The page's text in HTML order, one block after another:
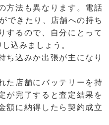
方法も異なります。電話
できたり、店舗への持ち
するので、自分にとって
込みましょう。
ち込みか出張が主になり
た店舗にバッテリーを持
が完了すると査定結果を
額に納得したら契約成立